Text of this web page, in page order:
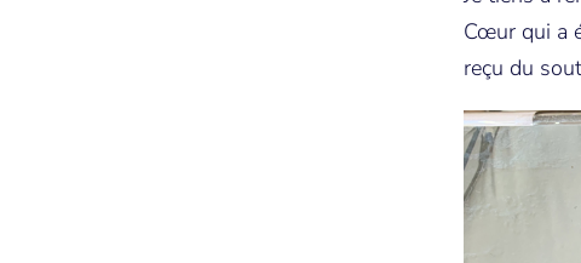
Cœur qui a
reçu du